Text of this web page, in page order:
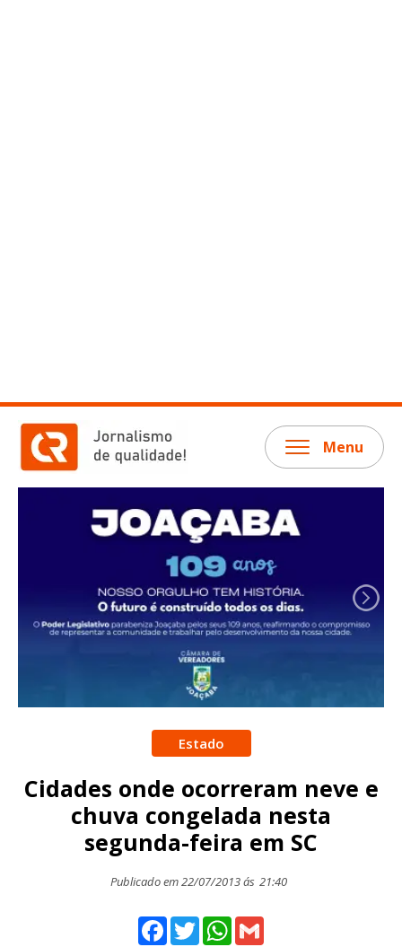
Menu
Estado
Cidades onde ocorreram neve e
chuva congelada nesta
segunda-feira em SC
Publicado em 22/07/2013 ás 21:40
Facebook
TwitterWhatsApp